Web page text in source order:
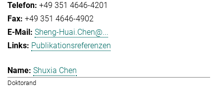
+49 351 4646-4201
+49 351 4646-4902
Sheng-Huai.Chen@...
Publikationsreferenzen
Shuxia Chen
Doktorand